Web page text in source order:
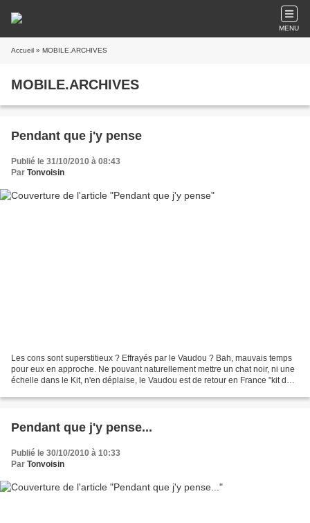
MENU
Accueil » MOBILE.ARCHIVES
MOBILE.ARCHIVES
Pendant que j'y pense
Publié le 31/10/2010 à 08:43
Par Tonvoisin
Les cons sont superstitieux ? Effrayés par le Vaudou ? Bah, mauvais temps
pour eux en approche. Ne pouvant naturellement mettre un chat noir, ni une
échelle dans le Kit, n'en déplaise, le Vaudou est de retour en France "kit de
Pendant que j'y pense...
Publié le 30/10/2010 à 10:33
Par Tonvoisin